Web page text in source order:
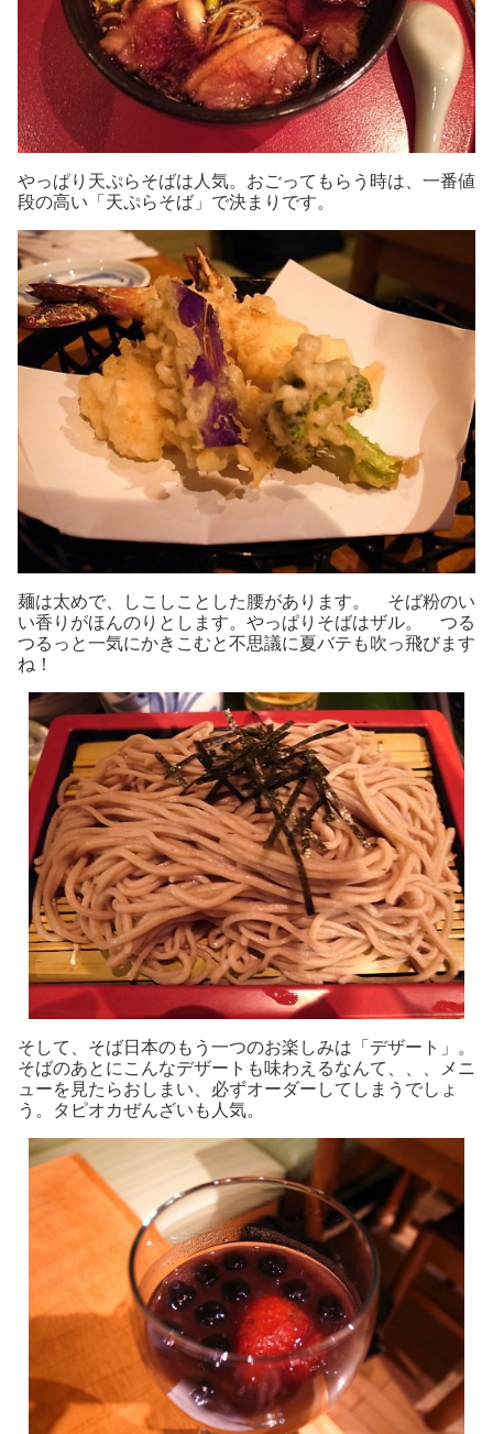
やっぱり天ぷらそばは人気。おごってもらう時は、一番値
段の高い「天ぷらそば」で決まりです。
麺は太めで、しこしことした腰があります。 そば粉のい
い香りがほんのりとします。やっぱりそばはザル。 つる
つるっと一気にかきこむと不思議に夏バテも吹っ飛びます
ね！
そして、そば日本のもう一つのお楽しみは「デザート」。
そばのあとにこんなデザートも味わえるなんて、、、メニ
ューを見たらおしまい、必ずオーダーしてしまうでしょ
う。タピオカぜんざいも人気。